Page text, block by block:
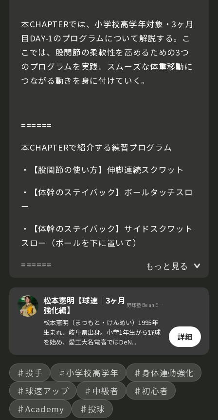
本CHAPTERでは、小学校高学年対象・3ヶ月
目DAY-1のプログラムについて解説する。こ
こでは、股関節の柔軟性を高めるための3つ
のプログラムを実践。スムーズな体重移動に
つながる動きを身に付けていく。
======
本CHAPTERで紹介する練習プログラム
・【股関節の使い方】伸脚連続スクワット
・【体幹のステイバック】ボールタッチスロ
ー
・【体幹のステイバック】サイドスクワット
スロー（ボールを下に置いて）
======
もっと見る
松本憲明【球速｜3ヶ月
強化編】
野球塾 Be an Elite. 代表
松本憲明（まつもと・けんめい）1995年
生まれ、岐阜県出身。小学1年生から野球
を始め、愛工大名電高ではDeN...
詳細
♯投手 ♯小学校高学年
♯身体連動強化
♯球速アップ
♯中級者
♯初心者
♯Academy
♯投球